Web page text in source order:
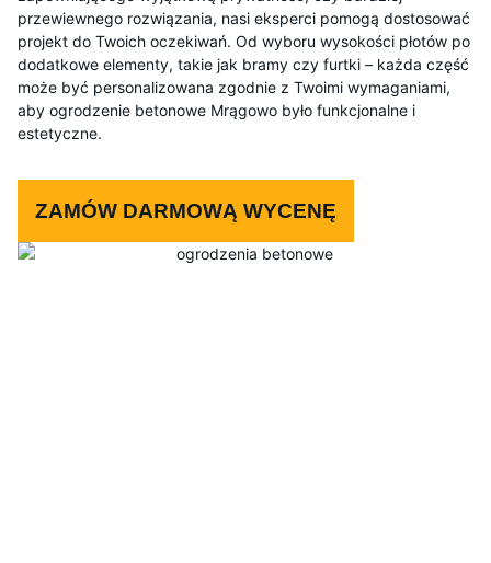
przewiewnego rozwiązania, nasi eksperci pomogą dostosować
projekt do Twoich oczekiwań. Od wyboru wysokości płotów po
dodatkowe elementy, takie jak bramy czy furtki – każda część
może być personalizowana zgodnie z Twoimi wymaganiami,
aby ogrodzenie betonowe Mrągowo było funkcjonalne i
estetyczne.
ZAMÓW DARMOWĄ WYCENĘ